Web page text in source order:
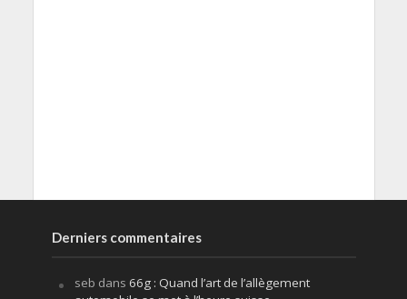
Derniers commentaires
seb dans 66g : Quand l’art de l’allègement